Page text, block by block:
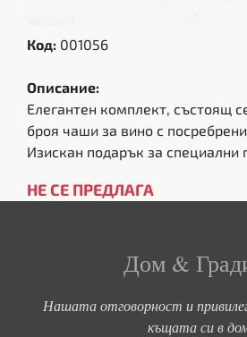
Код: 001056
Описание:
Елегантен комплект, състоящ
броя чаши за вино с
Изискан подарък за специални
НЕ СЕ ПРЕДЛАГА
Дом &
Нашата отговорност и
къщата си в